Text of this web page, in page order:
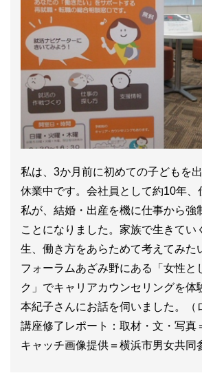
私は、3か月前に初めての子どもを
休業中です。会社員として約10年、
私が、結婚・出産を機に仕事から強
ことになりました。家族で生きてい
生、働き方をあらためて考えてみた
フォーラムあざみ野にある「女性と
ク」でキャリアカウンセリングを体
本紀子さんにお話を伺いました。（
講座修了レポート：取材・文・写真
キャッチ画像提供＝横浜市男女共同